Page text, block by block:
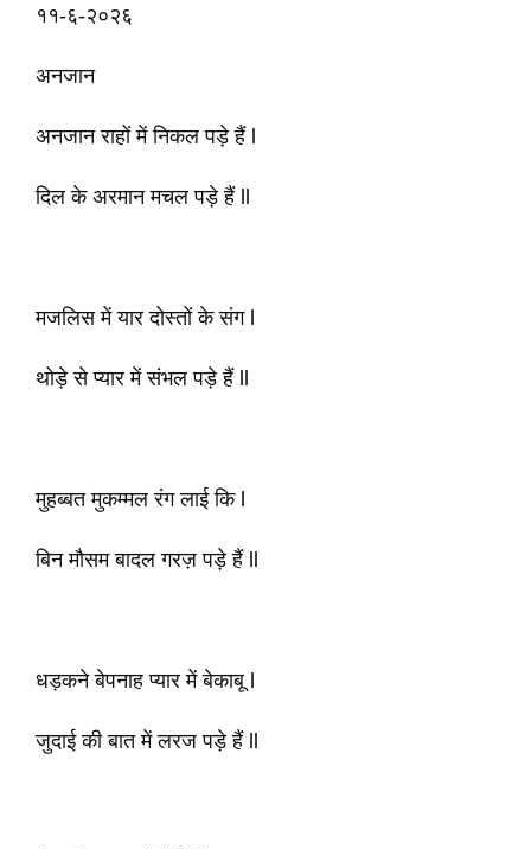
११-६-२०२६
अनजान
अनजान राहों में निकल पड़े हैं l
दिल के अरमान मचल पड़े हैं ll
मजलिस में यार दोस्तों के संग l
थोड़े से प्यार में संभल पड़े हैं ll
मुहब्बत मुकम्मल रंग लाई कि l
बिन मौसम बादल गरज़ पड़े हैं ll
धड़कने बेपनाह प्यार में बेकाबू l
जुदाई की बात में लरज पड़े हैं ll